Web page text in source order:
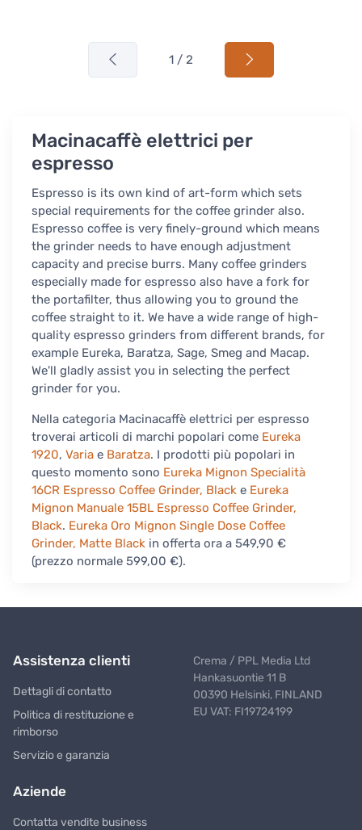
1 / 2
Macinacaffè elettrici per
espresso
Espresso is its own kind of art-form which sets
special requirements for the coffee grinder also.
Espresso coffee is very finely-ground which means
the grinder needs to have enough adjustment
capacity and precise burrs. Many coffee grinders
especially made for espresso also have a fork for
the portafilter, thus allowing you to ground the
coffee straight to it. We have a wide range of high-
quality espresso grinders from different brands, for
example Eureka, Baratza, Sage, Smeg and Macap.
We'll gladly assist you in selecting the perfect
grinder for you.
Nella categoria Macinacaffè elettrici per espresso
troverai articoli di marchi popolari come Eureka
1920, Varia e Baratza. I prodotti più popolari in
questo momento sono Eureka Mignon Specialità
16CR Espresso Coffee Grinder, Black e Eureka
Mignon Manuale 15BL Espresso Coffee Grinder,
Black. Eureka Oro Mignon Single Dose Coffee
Grinder, Matte Black in offerta ora a 549,90 €
(prezzo normale 599,00 €).
Assistenza clienti
Dettagli di contatto
Politica di restituzione e
rimborso
Servizio e garanzia
Aziende
Contatta vendite business
Crema / PPL Media Ltd
Hankasuontie 11 B
00390 Helsinki, FINLAND
EU VAT: FI19724199